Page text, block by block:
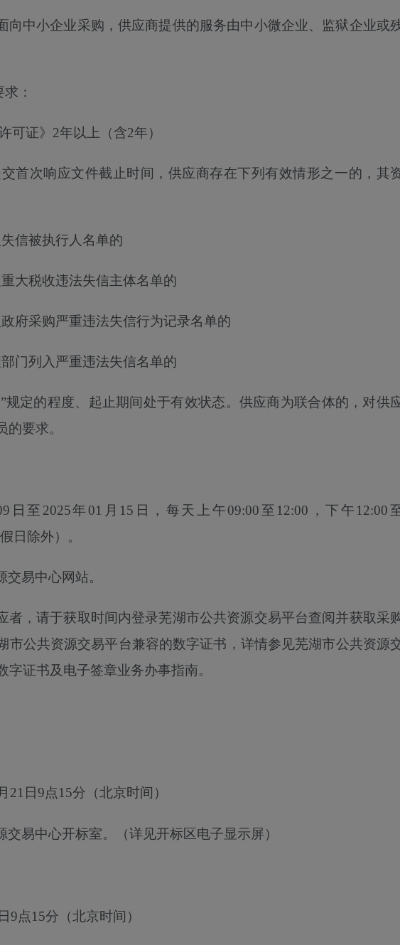
向中小企业采购，供应商提供的服务由中小微企业、监狱企业或
：
可证》 2年以上（含2年）
首次响应文件截止时间，供应商存在下列有效情形之一的，其
信被执行人名单的
重大税收违法失信主体名单的
府采购严重违法失信行为记录名单的
门列入严重违法失信名单的
规定的程度、起止期间处于有效状态。供应商为联合体的，对供
要求。
日至2025年01月15日 ，每天上午09:00至12:00，下午12:00
日除外）。
易中心网站。
者，请于获取时间内登录芜湖市公共资源交易平台查阅并获取采
市公共资源交易平台兼容的数字证书，详情参见芜湖市公共资源
字证书及电子签章业务办事指南。
21日9点15分 （北京时间）
交易中心开标室。（详见开标区电子显示屏）
9点15分 （北京时间）